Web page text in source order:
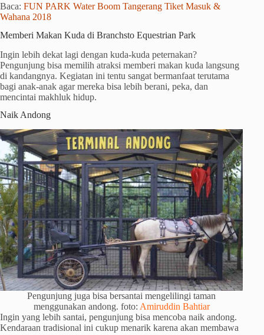
Baca: FUN PARK Water Boom Tangerang Tiket Masuk &
Wahana 2018
Memberi Makan Kuda di Branchsto Equestrian Park
Ingin lebih dekat lagi dengan kuda-kuda peternakan?
Pengunjung bisa memilih atraksi memberi makan kuda langsung
di kandangnya. Kegiatan ini tentu sangat bermanfaat terutama
bagi anak-anak agar mereka bisa lebih berani, peka, dan
mencintai makhluk hidup.
Naik Andong
Pengunjung juga bisa bersantai mengelilingi taman
menggunakan andong. foto: Amiruddin Bahtiar
Ingin yang lebih santai, pengunjung bisa mencoba naik andong.
Kendaraan tradisional ini cukup menarik karena akan membawa